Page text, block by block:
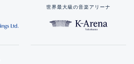
世界最大級の音楽アリーナ